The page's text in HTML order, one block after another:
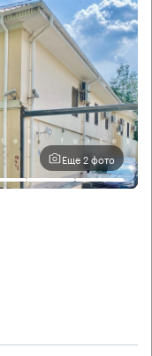
Еще 2 фото